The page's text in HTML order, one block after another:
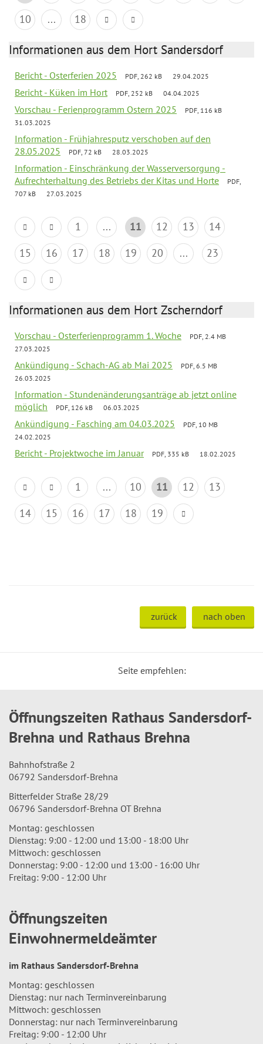
10
... 18
Informationen aus dem Hort Sandersdorf
Bericht - Osterferien 2025 PDF, 262 kB 29.04.2025
Bericht - Küken im Hort PDF, 252 kB 04.04.2025
Vorschau - Ferienprogramm Ostern 2025
PDF, 116 kB
31.03.2025
Information - Frühjahresputz verschoben auf den
28.05.2025
PDF, 72 kB 28.03.2025
Information - Einschränkung der Wasserversorgung -
Aufrechterhaltung des Betriebs der Kitas und Horte
PDF,
707 kB
27.03.2025
1 ... 11 12 13
14
15
16 17 18 19 20 ... 23
Informationen aus dem Hort Zscherndorf
Vorschau - Osterferienprogramm 1. Woche
PDF, 2.4 MB
27.03.2025
Ankündigung - Schach-AG ab Mai 2025
PDF, 6.5 MB
26.03.2025
Information - Stundenänderungsanträge ab jetzt online
möglich
PDF, 126 kB 06.03.2025
Ankündigung - Fasching am 04.03.2025
PDF, 10 MB
24.02.2025
Bericht - Projektwoche im Januar PDF, 335 kB 18.02.2025
1 ... 10 11 12
13
14
15 16 17 18 19
zurück nach oben
Seite empfehlen:
Öffnungszeiten Rathaus Sandersdorf-
Brehna und Rathaus Brehna
Bahnhofstraße 2
06792 Sandersdorf-Brehna
Bitterfelder Straße 28/29
06796 Sandersdorf-Brehna OT Brehna
Montag: geschlossen
Dienstag: 9:00 - 12:00 und 13:00 - 18:00 Uhr
Mittwoch: geschlossen
Donnerstag: 9:00 - 12:00 und 13:00 - 16:00 Uhr
Freitag: 9:00 - 12:00 Uhr
Öffnungszeiten
Einwohnermeldeämter
im Rathaus Sandersdorf-Brehna
Montag: geschlossen
Dienstag: nur nach Terminvereinbarung
Mittwoch: geschlossen
Donnerstag: nur nach Terminvereinbarung
Freitag: 9:00 - 12:00 Uhr